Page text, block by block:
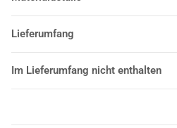
Lieferumfang
Im Lieferumfang nicht enthalten